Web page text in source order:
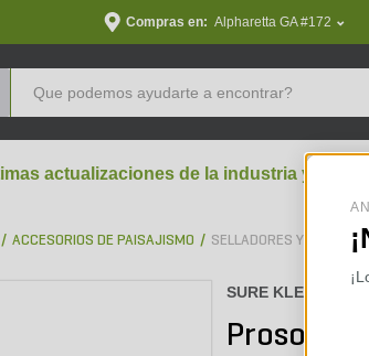
Compras en: Alpharetta GA #172
actualizaciones de la industria y
ACCESORIOS DE PAISAJISMO SELLADORES Y
SURE KLEAN :
Prosoco